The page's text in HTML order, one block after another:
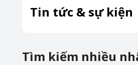
Tin tức & sự kiện
Tìm kiếm nhiều